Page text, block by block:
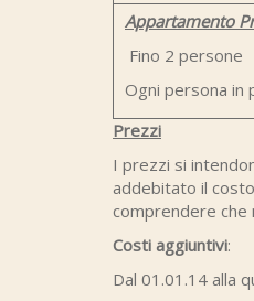
Appartamento
Fino 2 persone
Ogni persona in
Prezzi
I prezzi si
addebitato il
comprendere che
Costi aggiuntivi:
Dal 01.01.14 alla